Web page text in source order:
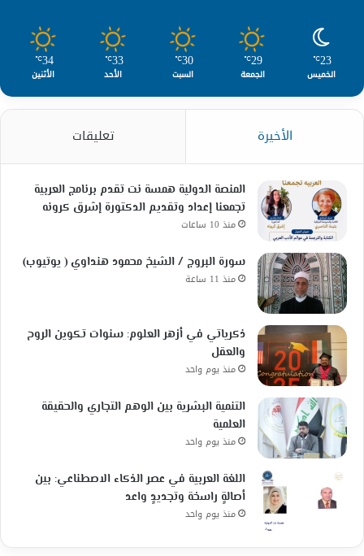
23
℃
الخميس
29
℃
الجمعة
30
℃
السبت
33
℃
الأحد
34
℃
الأثنين
الأخيرة تعليقات
المنصة الدولية همسة نت تقدم برنامج العربية
تجمعنا إعداد وتقديم الدكتورة إشرق كرونه
منذ 10 ساعات
سورة البروج / الشيخ محمود هنداوي ( يوتيوب)
منذ 11 ساعة
ذكرياتي في أزهر العلوم: سنوات تكوين الروح
والعقل
منذ يوم واحد
التنمية البشرية بين الوهم التجاري والحقيقة
العلمية
منذ يوم واحد
اللغة العربية في عصر الذكاء الاصطناعي: بين
أصالةٍ راسخة وتجديدٍ واعد
منذ يوم واحد